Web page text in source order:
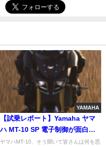
YAMAHA
【試乗レポート】Yamaha ヤマ
ハ MT-10 SP 電子制御が面白
い！
ヤマハMT-10、そう聞いて皆さんは何を思